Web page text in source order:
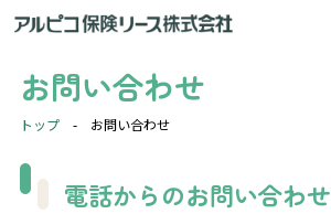
お問い合わせ
トップ - お問い合わせ
電話からのお問い合わせ